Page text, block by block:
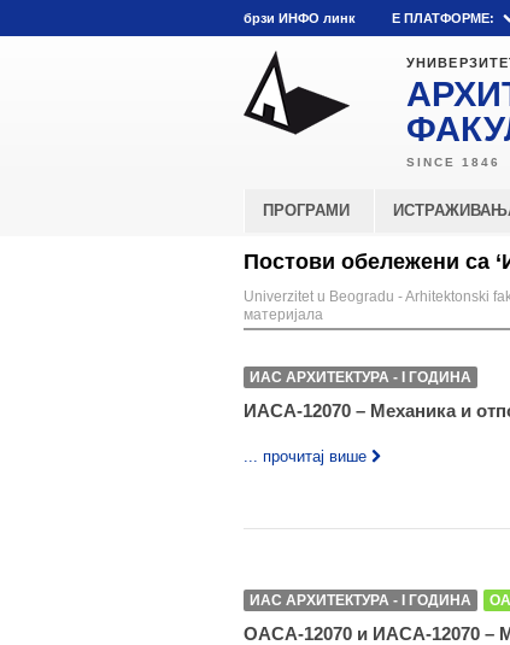
брзи ИНФО линк E ПЛАТФОРМЕ:
ПРОГРАМИ
Постови обележени са
Univerzitet u Beogradu - Arhitektonski
материјала
ИАС АРХИТЕКТУРА - I ГОДИНА
ИАСА-12070 – Механика и
... прочитај више
ИАС АРХИТЕКТУРА - I ГОДИНА
ОАСА-12070 и ИАСА-12070 –